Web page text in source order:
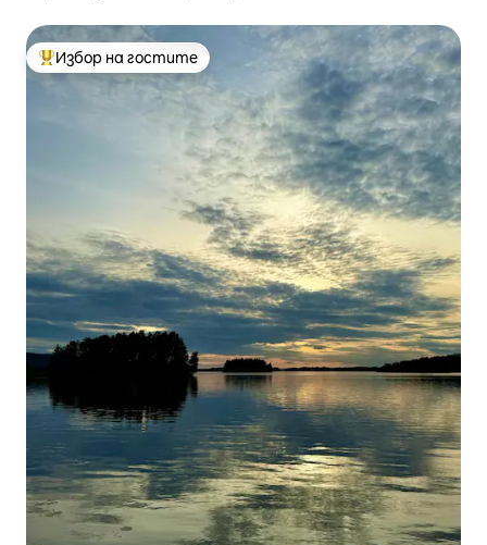
Най-популярен избор на гостите
Избор на гостите